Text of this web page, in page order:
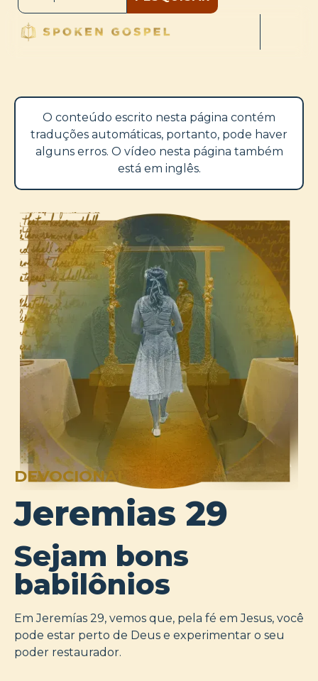
O conteúdo escrito nesta página contém
traduções automáticas, portanto, pode haver
alguns erros. O vídeo nesta página também
está em inglês.
DEVOCIONAL
Jeremias 29
Sejam bons
babilônios
Em Jeremías 29, vemos que, pela fé em Jesus, você
pode estar perto de Deus e experimentar o seu
poder restaurador.